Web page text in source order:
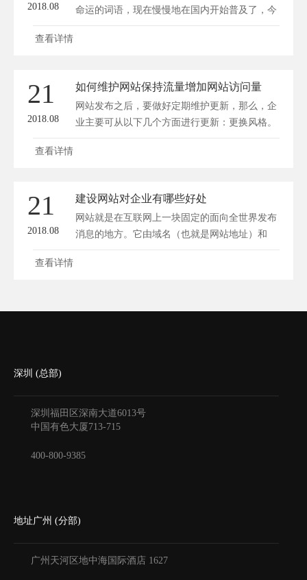
2018.08
命运的词语，现在慢慢地在国内开始普及了，今
天...
查看详情
21
2018.08
如何维护网站保持流量增加网站访问量
网站发布之后，要做好定期维护更新，那么，企
业主要可从以下几个方面进行更新：更换风格。
一般...
查看详情
21
2018.08
建设网站对企业有哪些好处
网站就是在互联网上一块固定的面向全世界发布
消息的地方。它由域名（也就是网站地址）和
网...
查看详情
深圳 (总部)
深圳福田区深南大道6013号
中国有色大厦713-715
400-800-9385
地址广州 (分部)
广州天河区地中海国际酒店 1627